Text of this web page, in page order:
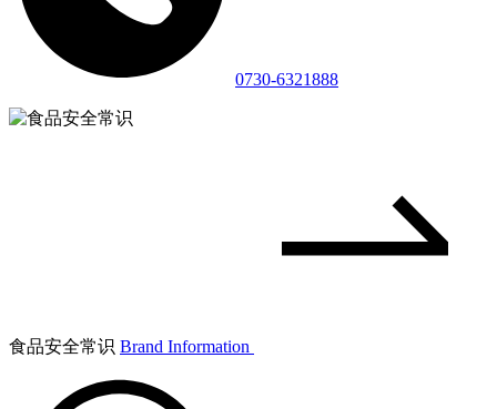
0730-6321888
食品安全常识 Brand Information